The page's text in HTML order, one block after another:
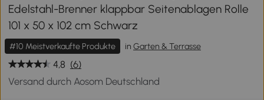
Edelstahl-Brenner klappbar Seitenablagen Rolle
101 x 50 x 102 cm Schwarz
#10 Meistverkaufte Produkte in Garten & Terrasse
4,8 (6)
Versand durch Aosom Deutschland